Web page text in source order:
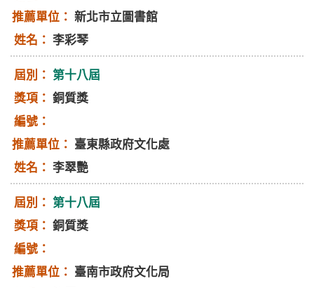
新北市立圖書館
李彩琴
第十八屆
銅質獎
臺東縣政府文化處
李翠艷
第十八屆
銅質獎
臺南市政府文化局